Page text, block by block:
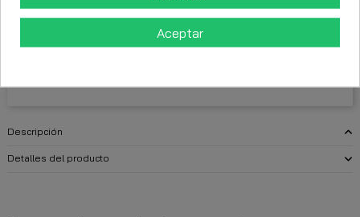
FECHA ESTIMADA DE ENTREGA:
Descripción
Detalles del producto
Aceptar